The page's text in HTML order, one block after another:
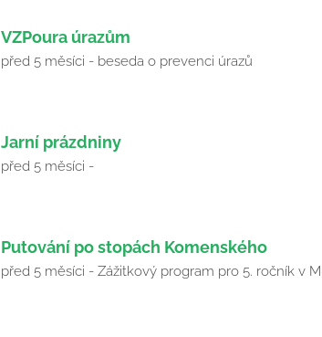
VZPoura úrazům
před 5 měsíci - beseda o prevenci úrazů
Jarní prázdniny
před 5 měsíci -
Putování po stopách Komenského
před 5 měsíci - Zážitkový program pro 5. ročník v